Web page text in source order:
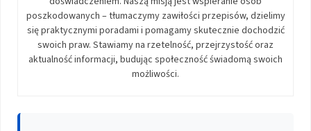
poszkodowanych – tłumaczymy zawiłości przepisów, dzielimy
się praktycznymi poradami i pomagamy skutecznie dochodzić
swoich praw. Stawiamy na rzetelność, przejrzystość oraz
aktualność informacji, budując społeczność świadomą swoich
możliwości.